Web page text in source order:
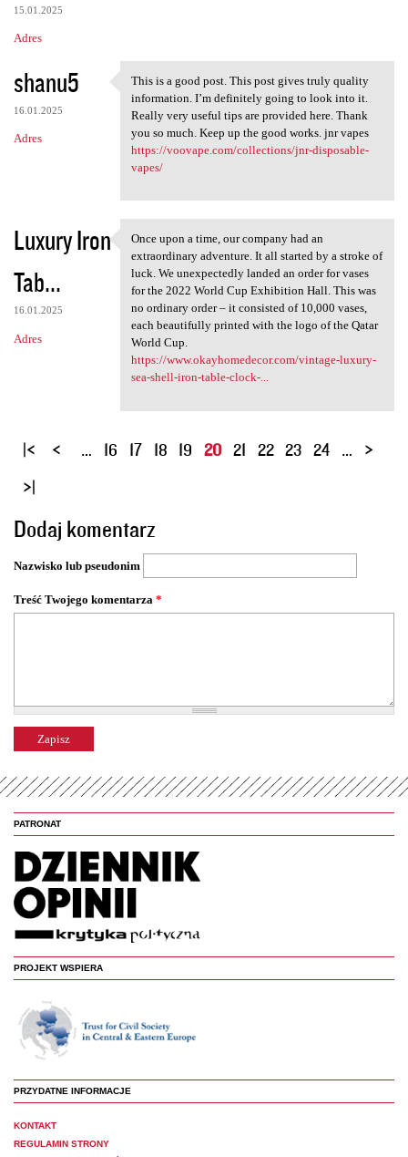
15.01.2025
Adres
shanu5
16.01.2025
Adres
This is a good post. This
This is a good post. This post gives truly quality
information. I’m definitely going to look into it.
Really very useful tips are provided here. Thank
you so much. Keep up the good works. jnr vapes
https://voovape.com/collections/jnr-disposable-
vapes/
Luxury Iron
Tab...
16.01.2025
Adres
Once upon a time, our company
Once upon a time, our company had an
extraordinary adventure. It all started by a stroke of
luck. We unexpectedly landed an order for vases
for the 2022 World Cup Exhibition Hall. This was
no ordinary order – it consisted of 10,000 vases,
each beautifully printed with the logo of the Qatar
World Cup.
https://www.okayhomedecor.com/vintage-luxury-
sea-shell-iron-table-clock-...
S
o
n
y
… 16 17 18 19 20 21 22 23 24 …
Dodaj komentarz
Nazwisko lub pseudonim
Treść Twojego komentarza *
PATRONAT
PROJEKT WSPIERA
PRZYDATNE INFORMACJE
KONTAKT
REGULAMIN STRONY